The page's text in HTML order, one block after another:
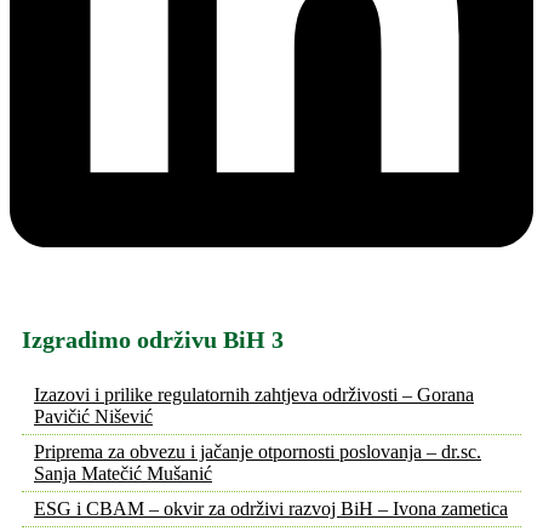
Izgradimo održivu BiH 3
Izazovi i prilike regulatornih zahtjeva održivosti – Gorana
Pavičić Nišević
Priprema za obvezu i jačanje otpornosti poslovanja – dr.sc.
Sanja Matečić Mušanić
ESG i CBAM – okvir za održivi razvoj BiH – Ivona zametica